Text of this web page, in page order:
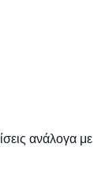
ανάλογα με